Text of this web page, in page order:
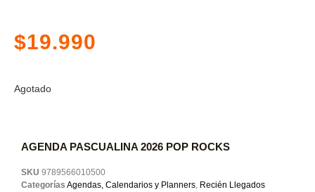
$19.990
Agotado
AGENDA PASCUALINA 2026 POP ROCKS
SKU 9789566010500
Categorías Agendas, Calendarios y Planners, Recién Llegados